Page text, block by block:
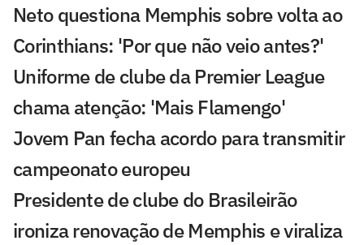
Neto questiona Memphis sobre volta ao
Corinthians: 'Por que não veio antes?'
Uniforme de clube da Premier League
chama atenção: 'Mais Flamengo'
Jovem Pan fecha acordo para transmitir
campeonato europeu
Presidente de clube do Brasileirão
ironiza renovação de Memphis e viraliza